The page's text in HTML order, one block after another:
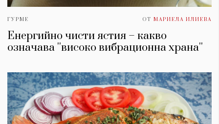
ГУРМЕ ОТ МАРИЕЛА ИЛИЕВА
Енергийно чисти ястия – какво
означава ''високо вибрационна храна''